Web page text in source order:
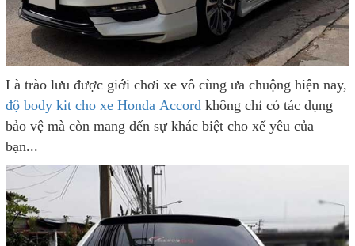
Là trào lưu được giới chơi xe vô cùng ưa chuộng hiện nay,
độ body kit cho xe Honda Accordkhông chỉ có tác dụng
bảo vệ mà còn mang đến sự khác biệt cho xế yêu của
bạn...